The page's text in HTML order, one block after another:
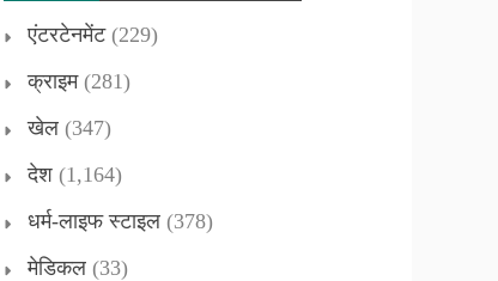
एंटरटेनमेंट(229)
क्राइम(281)
खेल (347)
देश (1,164)
धर्म-लाइफ स्टाइल (378)
मेडिकल (33)